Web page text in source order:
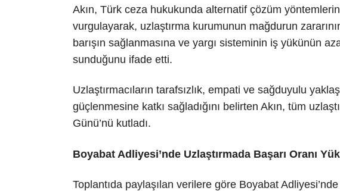
Akın, Türk ceza hukukunda alternatif çözüm
vurgulayarak, uzlaştırma kurumunun mağdurun
barışın sağlanmasına ve yargı sisteminin iş yükünün
sunduğunu ifade etti.
Uzlaştırmacıların tarafsızlık, empati ve sağduyulu
güçlenmesine katkı sağladığını belirten Akın, tüm
Günü’nü kutladı.
Boyabat Adliyesi’nde Uzlaştırmada Başarı Oranı
Toplantıda paylaşılan verilere göre Boyabat